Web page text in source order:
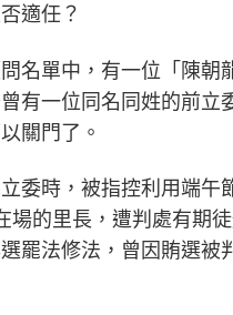
適任？
名單中，有一位「陳朝
有一位同名同姓的前立
關門了。
委時，被指控利用端午
的里長，遭判處有期
罷法修法，曾因賄選被